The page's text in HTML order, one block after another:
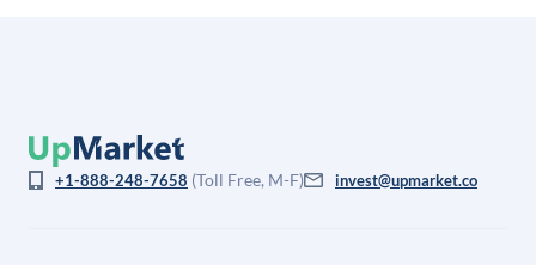
+1-888-248-7658 (Toll Free, M-F) invest@upmarket.co